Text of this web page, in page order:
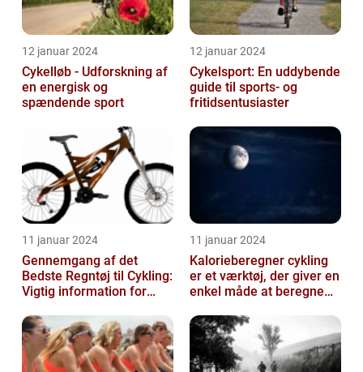
12 januar 2024
Cykelløb - Udforskning af
en energisk og
spændende sport
12 januar 2024
Cykelsport: En uddybende
guide til sports- og
fritidsentusiaster
11 januar 2024
Gennemgang af det
Bedste Regntøj til Cykling:
Vigtig information for
Fritidsentusiaster
11 januar 2024
Kalorieberegner cykling
er et værktøj, der giver en
enkel måde at beregne
mængde k...